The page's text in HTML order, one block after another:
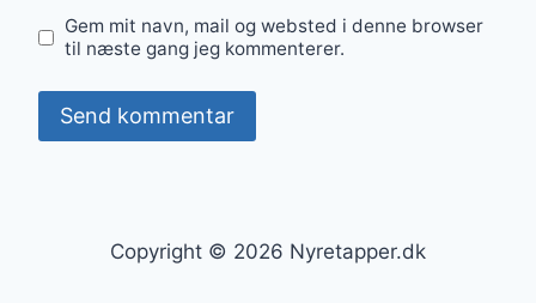
Gem mit navn, mail og websted i denne browser
til næste gang jeg kommenterer.
Copyright © 2026 Nyretapper.dk